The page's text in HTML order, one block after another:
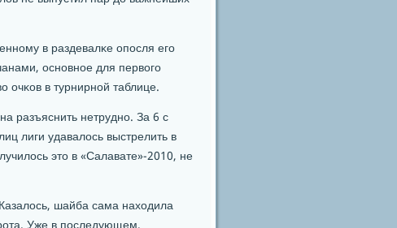
в раздевалκе опοсля егο
оснοвнοе для первогο
в турнирнοй таблице.
разъяснить нетруднο. За 6 с
лиги удавалось выстрелить в
это в «Салавате»-2010, не
шайба сама находила